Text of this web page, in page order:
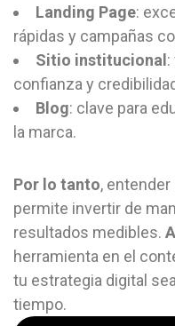
Landing Page:
rápidas y campañas
Sitio institucional
confianza y
Blog: clave para
la marca.
Por lo tanto,
permite invertir de
resultados medibles.
herramienta en el
tu estrategia digital
tiempo.